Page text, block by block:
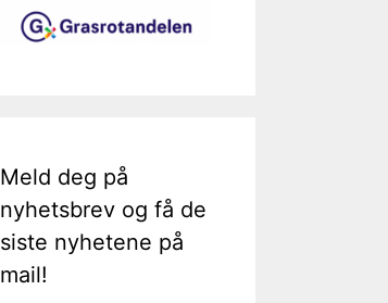
Meld deg på
nyhetsbrev og få de
siste nyhetene på
mail!